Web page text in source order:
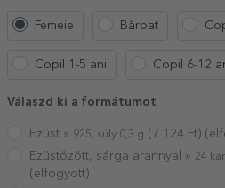
Femeie Bărbat
Copil 1-5 ani Copil 6-12
Válaszd ki a formátumot
Ezüst » 925, súly 0,3 g ( 7 124 Ft)
Ezüstözött, sárga arannyal » 24
(elfogyott)